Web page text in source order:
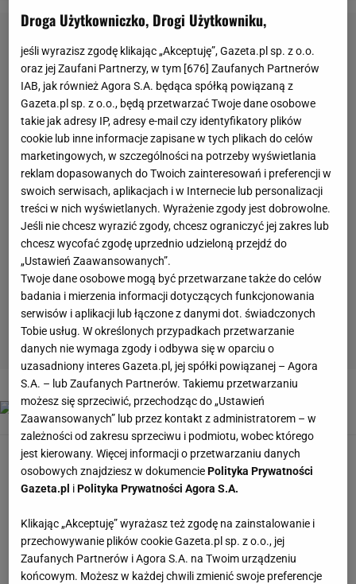
2 z 15
Droga Użytkowniczko, Drogi Użytkowniku,
jeśli wyrazisz zgodę klikając „Akceptuję”, Gazeta.pl sp. z o.o.
oraz jej Zaufani Partnerzy, w tym [676] Zaufanych Partnerów
IAB, jak również Agora S.A. będąca spółką powiązaną z
Gazeta.pl sp. z o.o., będą przetwarzać Twoje dane osobowe
takie jak adresy IP, adresy e-mail czy identyfikatory plików
cookie lub inne informacje zapisane w tych plikach do celów
marketingowych, w szczególności na potrzeby wyświetlania
reklam dopasowanych do Twoich zainteresowań i preferencji w
swoich serwisach, aplikacjach i w Internecie lub personalizacji
treści w nich wyświetlanych. Wyrażenie zgody jest dobrowolne.
Jeśli nie chcesz wyrazić zgody, chcesz ograniczyć jej zakres lub
chcesz wycofać zgodę uprzednio udzieloną przejdź do
„Ustawień Zaawansowanych”.
Twoje dane osobowe mogą być przetwarzane także do celów
badania i mierzenia informacji dotyczących funkcjonowania
serwisów i aplikacji lub łączone z danymi dot. świadczonych
Tobie usług. W określonych przypadkach przetwarzanie
danych nie wymaga zgody i odbywa się w oparciu o
uzasadniony interes Gazeta.pl, jej spółki powiązanej – Agora
S.A. – lub Zaufanych Partnerów. Takiemu przetwarzaniu
możesz się sprzeciwić, przechodząc do „Ustawień
Zaawansowanych” lub przez kontakt z administratorem – w
zależności od zakresu sprzeciwu i podmiotu, wobec którego
jest kierowany. Więcej informacji o przetwarzaniu danych
osobowych znajdziesz w dokumenciePolityka Prywatności
Gazeta.pl iPolityka Prywatności Agora S.A.
Klikając „Akceptuję” wyrażasz też zgodę na zainstalowanie i
przechowywanie plików cookie Gazeta.pl sp. z o.o., jej
Zaufanych Partnerów i Agora S.A. na Twoim urządzeniu
końcowym. Możesz w każdej chwili zmienić swoje preferencje